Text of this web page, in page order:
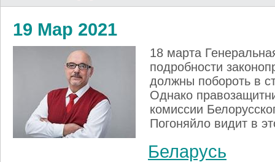
19 Мар 2021
18 марта
подробности
должны побороть в
Однако
комиссии
Погоняйло видит в
Беларусь